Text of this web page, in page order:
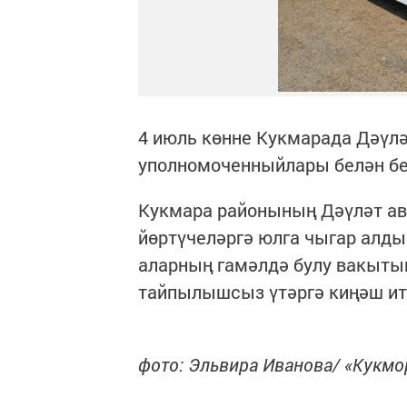
4 июль көнне Кукмарада
уполномоченныйлары белән
Кукмара районының Дәүләт
йөртүчеләргә юлга чыгар
аларның гамәлдә булу
тайпылышсыз үтәргә киңәш
фото: Эльвира Иванова/